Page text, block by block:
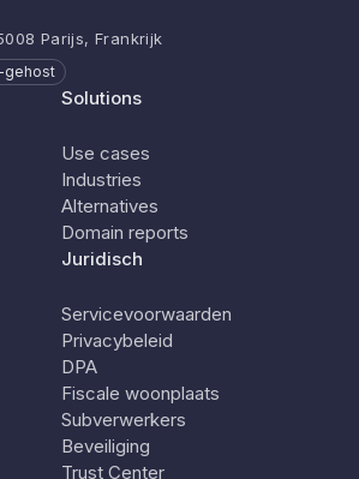
Parijs, Frankrijk
gehost
Solutions
Use cases
Industries
Alternatives
Domain reports
Juridisch
Servicevoorwaarden
Privacybeleid
DPA
Fiscale woonplaats
Subverwerkers
Beveiliging
Trust Center